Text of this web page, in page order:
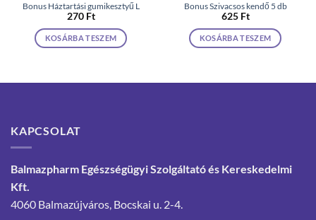
Bonus Háztartási gumikesztyű L
270 Ft
KOSÁRBA TESZEM
Bonus Szivacsos kendő 5 db
625 Ft
KOSÁRBA TESZEM
KAPCSOLAT
Balmazpharm Egészségügyi Szolgáltató és Kereskedelmi
Kft.
4060 Balmazújváros, Bocskai u. 2-4.